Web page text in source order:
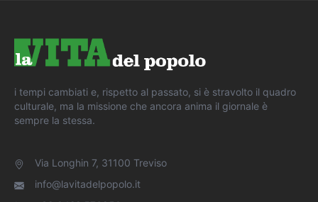
i tempi cambiati e, rispetto al passato, si è stravolto il quadro
culturale, ma la missione che ancora anima il giornale è
sempre la stessa.
Via Longhin 7, 31100 Treviso
info@lavitadelpopolo.it